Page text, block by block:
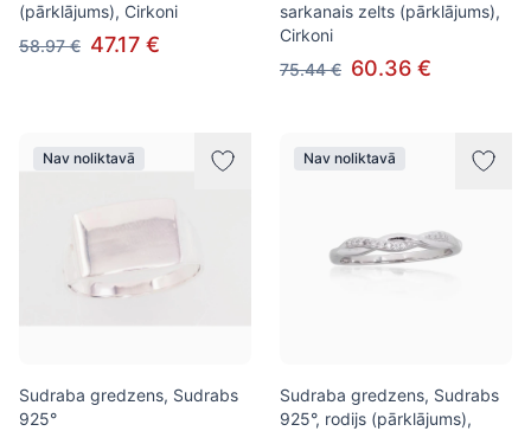
(pārklājums), Cirkoni
58.97 € 47.17 €
sarkanais zelts (pārklājums),
Cirkoni
75.44 € 60.36 €
Nav noliktavā
Sudraba gredzens, Sudrabs
925°
Nav noliktavā
Sudraba gredzens, Sudrabs
925°, rodijs (pārklājums),